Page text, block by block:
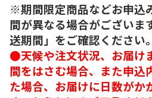
※期間限定商品などお申込
間が異なる場合がございま
送期間」をご確認ください。
●天候や注文状況、お届け
間をはさむ場合、また申込
た場合、お届けに日数がか